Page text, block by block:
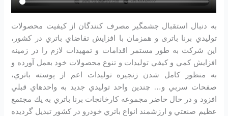
به دنبال استقبال چشمگير مصرف كنندگان از كيفيت محصولات
توليدي برنا باتری و همزمان با افزايش تقاضاي باتري در كشور،
اين شرکت به طور مستمر اقدامات و تمهيدات لازم را در زمينه
افزايش كمي و كيفي توليدات و تنوع محصولات خود بعمل آورده و
به منظور كامل شدن زنجيره توليدات اعم از پوسته باتري،
صفحات سربي و… چندين واحد توليدي جديد به واحدهاي قبلي
افزود و در حال حاضر مجموعه كارخانجات برنا باتري به يك مجتمع
عظيم صنعتي و ارزشمند انواع باتري خودرو در کشور تبديل گرديده